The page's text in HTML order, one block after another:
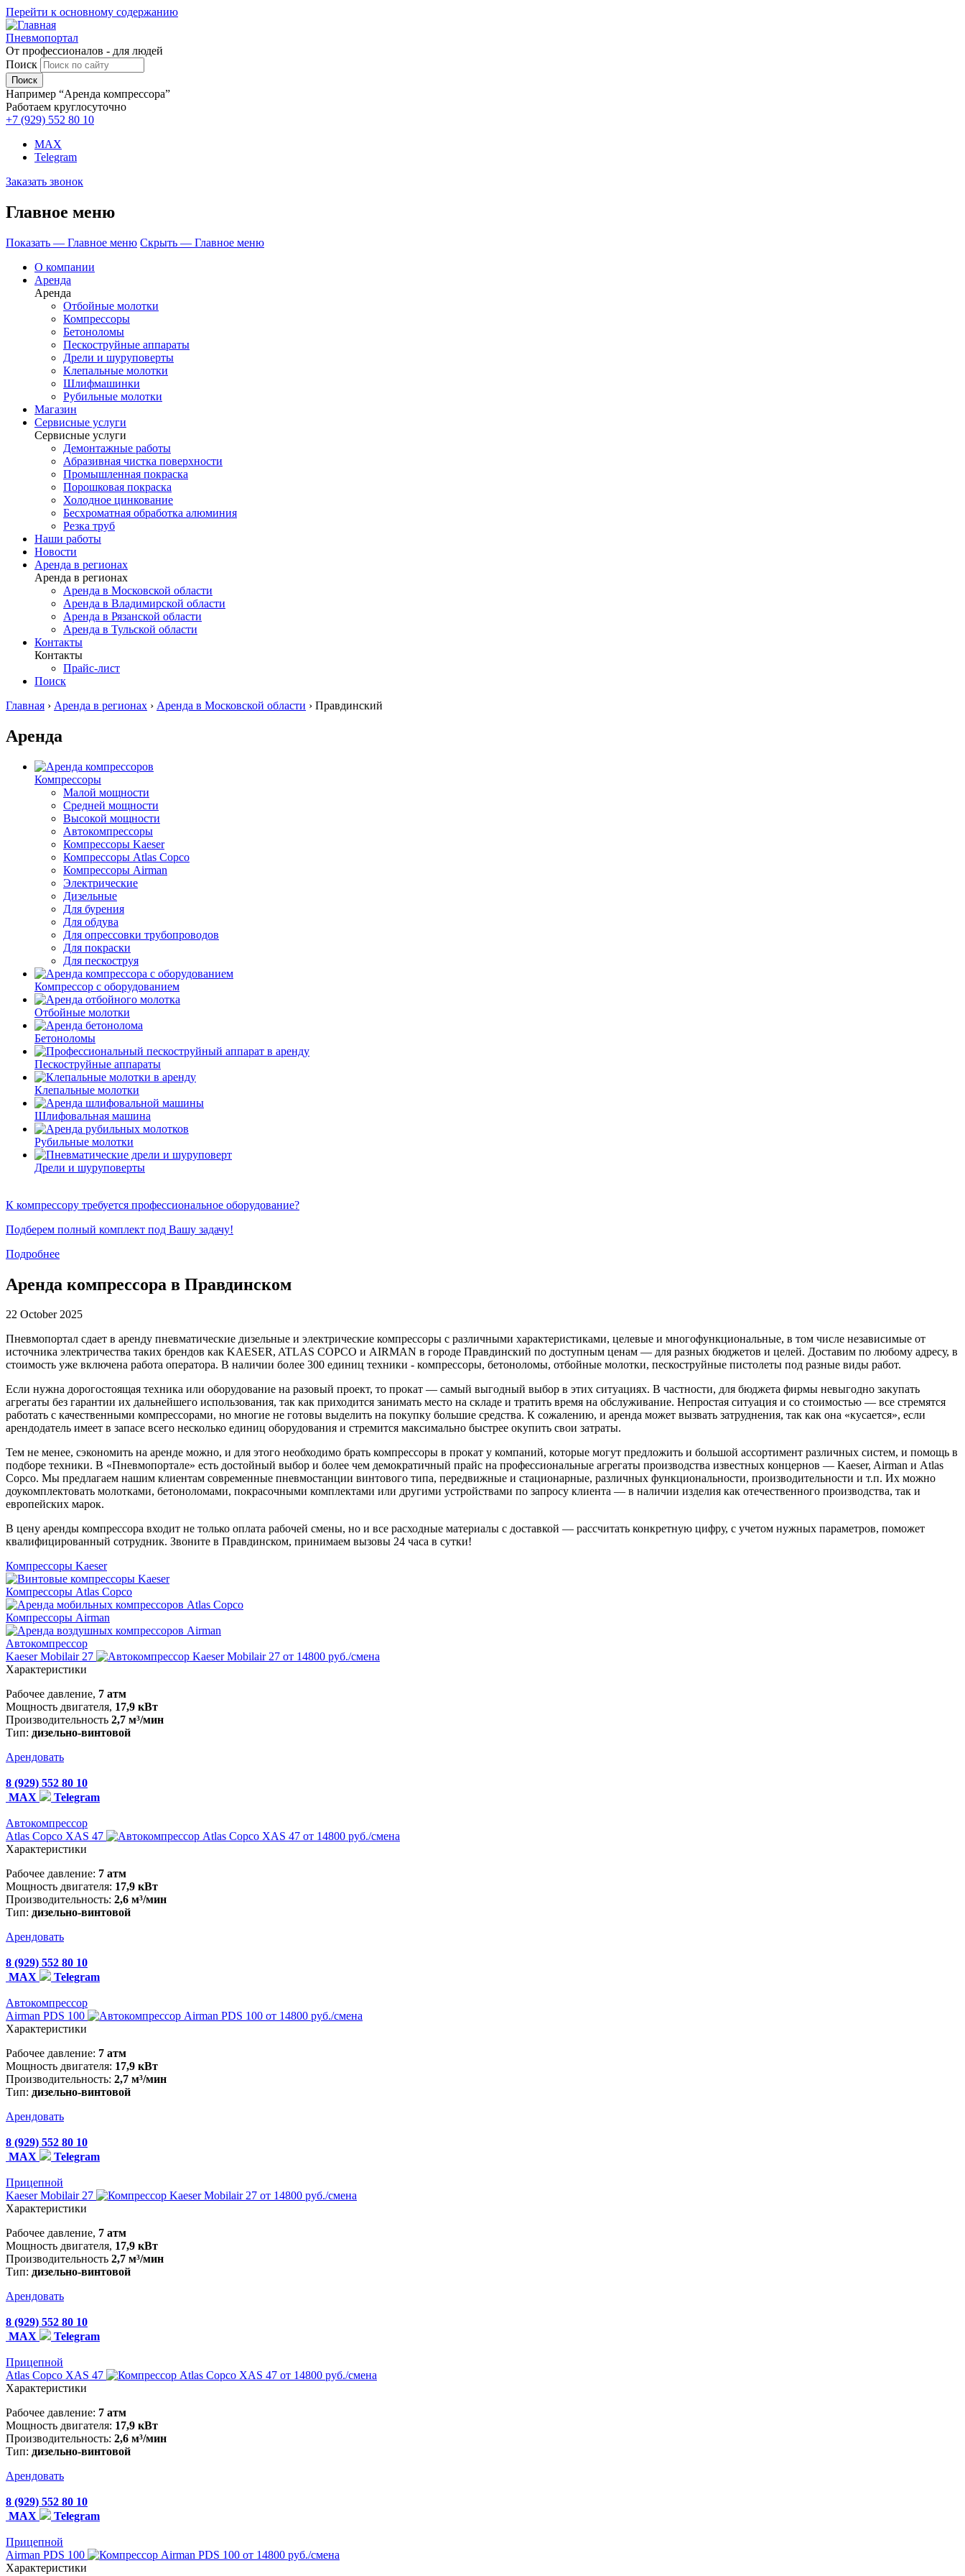
Перейти к основному содержанию
Пневмопортал
От профессионалов - для людей
Поиск
Например “Аренда компрессора”
Работаем круглосуточно
+7 (929) 552 80 10
MAX
Telegram
Заказать звонок
Главное меню
Показать — Главное меню Скрыть — Главное меню
О компании
Аренда
Аренда
Отбойные молотки
Компрессоры
Бетоноломы
Пескоструйные аппараты
Дрели и шуруповерты
Клепальные молотки
Шлифмашинки
Рубильные молотки
Магазин
Сервисные услуги
Сервисные услуги
Демонтажные работы
Абразивная чистка поверхности
Промышленная покраска
Порошковая покраска
Холодное цинкование
Бесхроматная обработка алюминия
Резка труб
Наши работы
Новости
Аренда в регионах
Аренда в регионах
Аренда в Московской области
Аренда в Владимирской области
Аренда в Рязанской области
Аренда в Тульской области
Контакты
Контакты
Прайс-лист
Поиск
Главная › Аренда в регионах › Аренда в Московской области › Правдинский
Аренда
Компрессоры
Малой мощности
Средней мощности
Высокой мощности
Автокомпрессоры
Компрессоры Kaeser
Компрессоры Atlas Copco
Компрессоры Airman
Электрические
Дизельные
Для бурения
Для обдува
Для опрессовки трубопроводов
Для покраски
Для пескоструя
Компрессор с оборудованием
Отбойные молотки
Бетоноломы
Пескоструйные аппараты
Клепальные молотки
Шлифовальная машина
Рубильные молотки
Дрели и шуруповерты
К компрессору требуется профессиональное оборудование?
Подберем полный комплект под Вашу задачу!
Подробнее
Аренда компрессора в Правдинском
22 October 2025
Пневмопортал сдает в аренду пневматические дизельные и электрические компрессоры с различными характеристиками, целевые и многофункциональные, в том числе независимые от
источника электричества таких брендов как KAESER, ATLAS COPCO и AIRMAN в городе Правдинский по доступным ценам — для разных бюджетов и целей. Доставим по любому адресу, в
стоимость уже включена работа оператора. В наличии более 300 единиц техники - компрессоры, бетоноломы, отбойные молотки, пескоструйные пистолеты под разные виды работ.
Если нужна дорогостоящая техника или оборудование на разовый проект, то прокат — самый выгодный выбор в этих ситуациях. В частности, для бюджета фирмы невыгодно закупать
агрегаты без гарантии их дальнейшего использования, так как приходится занимать место на складе и тратить время на обслуживание. Непростая ситуация и со стоимостью — все стремятся
работать с качественными компрессорами, но многие не готовы выделить на покупку большие средства. К сожалению, и аренда может вызвать затруднения, так как она «кусается», если
арендодатель имеет в запасе всего несколько единиц оборудования и стремится максимально быстрее окупить свои затраты.
Тем не менее, сэкономить на аренде можно, и для этого необходимо брать компрессоры в прокат у компаний, которые могут предложить и большой ассортимент различных систем, и помощь в
подборе техники. В «Пневмопортале» есть достойный выбор и более чем демократичный прайс на профессиональные агрегаты производства известных концернов — Kaeser, Airman и Atlas
Copco. Мы предлагаем нашим клиентам современные пневмостанции винтового типа, передвижные и стационарные, различных функциональности, производительности и т.п. Их можно
доукомплектовать молотками, бетоноломами, покрасочными комплектами или другими устройствами по запросу клиента — в наличии изделия как отечественного производства, так и
европейских марок.
В цену аренды компрессора входит не только оплата рабочей смены, но и все расходные материалы с доставкой — рассчитать конкретную цифру, с учетом нужных параметров, поможет
квалифицированный сотрудник. Звоните в Правдинском, принимаем вызовы 24 часа в сутки!
Компрессоры Kaeser
Компрессоры Atlas Copco
Компрессоры Airman
Автокомпрессор
Kaeser Mobilair 27
от 14800 руб./смена
Характеристики
Рабочее давление, 7 атм
Мощность двигателя, 17,9 кВт
Производительность 2,7 м³/мин
Тип: дизельно-винтовой
Арендовать
8 (929) 552 80 10
MAX
Telegram
Автокомпрессор
Atlas Copco XAS 47
от 14800 руб./смена
Характеристики
Рабочее давление: 7 атм
Мощность двигателя: 17,9 кВт
Производительность: 2,6 м³/мин
Тип: дизельно-винтовой
Арендовать
8 (929) 552 80 10
MAX
Telegram
Автокомпрессор
Airman PDS 100
от 14800 руб./смена
Характеристики
Рабочее давление: 7 атм
Мощность двигателя: 17,9 кВт
Производительность: 2,7 м³/мин
Тип: дизельно-винтовой
Арендовать
8 (929) 552 80 10
MAX
Telegram
Прицепной
Kaeser Mobilair 27
от 14800 руб./смена
Характеристики
Рабочее давление, 7 атм
Мощность двигателя, 17,9 кВт
Производительность 2,7 м³/мин
Тип: дизельно-винтовой
Арендовать
8 (929) 552 80 10
MAX
Telegram
Прицепной
Atlas Copco XAS 47
от 14800 руб./смена
Характеристики
Рабочее давление: 7 атм
Мощность двигателя: 17,9 кВт
Производительность: 2,6 м³/мин
Тип: дизельно-винтовой
Арендовать
8 (929) 552 80 10
MAX
Telegram
Прицепной
Airman PDS 100
от 14800 руб./смена
Характеристики